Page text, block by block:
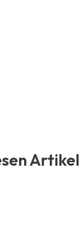
Artikel